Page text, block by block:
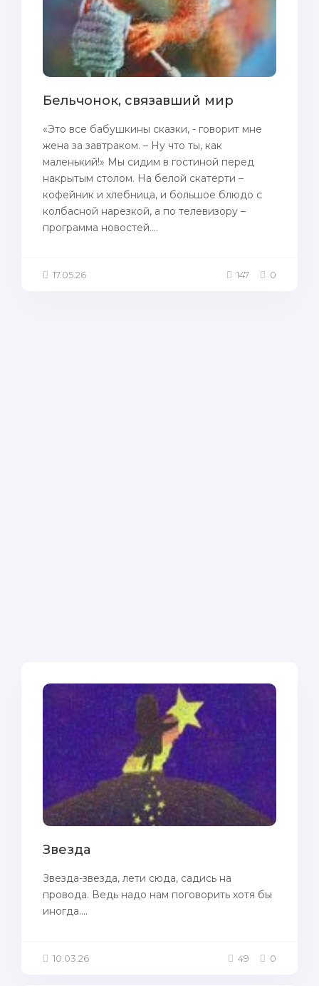
Бельчонок, связавший мир
«Это все бабушкины сказки, - говорит мне
жена за завтраком. – Ну что ты, как
маленький!» Мы сидим в гостиной перед
накрытым столом. На белой скатерти –
кофейник и хлебница, и большое блюдо с
колбасной нарезкой, а по телевизору –
программа новостей....
17.05.26 147 0
Звезда
Звезда-звезда, лети сюда, садись на
провода. Ведь надо нам поговорить хотя бы
иногда....
10.03.26 49 0